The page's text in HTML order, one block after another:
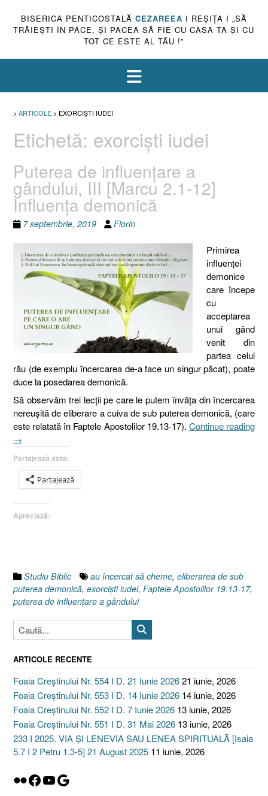
BISERICA PENTICOSTALĂ CEZAREEA I REŞIŢA I „SĂ
TRĂIEŞTI ÎN PACE, ŞI PACEA SĂ FIE CU CASA TA ŞI CU
TOT CE ESTE AL TĂU !”
> ARTICOLE > EXORCIŞTI IUDEI
Etichetă: exorcişti iudei
Puterea de influenţare a
gândului, III [Marcu 2.1-12]
Influenţa demonică
7 septembrie, 2019 Florin
Primirea
influenţei
demonice
care începe
cu
acceptarea
unui gând
venit din
partea celui
rău (de exemplu încercarea de-a face un singur păcat), poate
duce la posedarea demonică.
Să observăm trei lecţii pe care le putem învăţa din încercarea
nereuşită de eliberare a cuiva de sub puterea demonică, (care
este relatată în Faptele Apostolilor 19.13-17). Continue reading
„Puterea
influenţare
gândului,
III
[Marcu
demonică”
→
Partajează asta:
Partajează
Apreciază:
Studiu Biblic au încercat să cheme, eliberarea de sub
puterea demonică, exorcişti iudei, Faptele Apostolilor 19.13-17,
puterea de influenţare a gândului
ARTICOLE RECENTE
Foaia Creștinului Nr. 554 I D. 21 Iunie 202621 iunie, 2026
Foaia Creștinului Nr. 553 I D. 14 Iunie 2026 14 iunie, 2026
Foaia Creștinului Nr. 552 I D. 7 Iunie 2026 13 iunie, 2026
Foaia Creștinului Nr. 551 I D. 31 Mai 2026 13 iunie, 2026
233 I 2025. VIA ȘI LENEVIA SAU LENEA SPIRITUALĂ [Isaia
5.7 I 2 Petru 1.3-5] 21 August 2025 11 iunie, 2026
Flickr
Facebook
YouTube
Google